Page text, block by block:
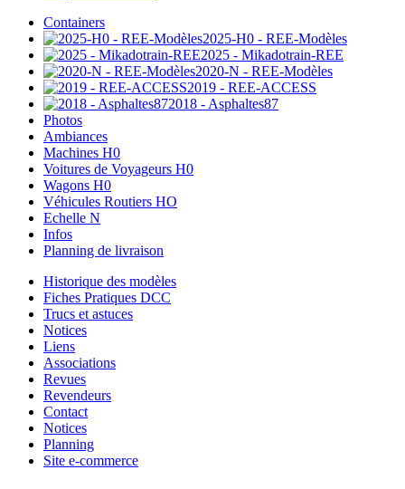
Containers
2025-H0 - REE-Modèles
2025 - Mikadotrain-REE
2020-N - REE-Modèles
2019 - REE-ACCESS
2018 - Asphaltes87
Photos
Ambiances
Machines H0
Voitures de Voyageurs H0
Wagons H0
Véhicules Routiers HO
Echelle N
Infos
Planning de livraison
Historique des modèles
Fiches Pratiques DCC
Trucs et astuces
Notices
Liens
Associations
Revues
Revendeurs
Contact
Notices
Planning
Site e-commerce